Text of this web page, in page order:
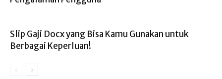
Slip Gaji Docx yang Bisa Kamu Gunakan untuk
Berbagai Keperluan!